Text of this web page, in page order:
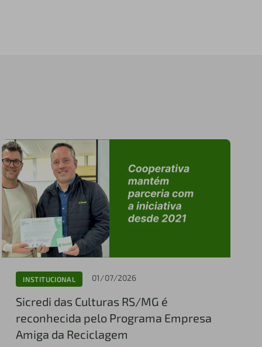
INSTITUCIONAL 01/07/2026
Sicredi das Culturas RS/MG é
reconhecida pelo Programa Empresa
Amiga da Reciclagem